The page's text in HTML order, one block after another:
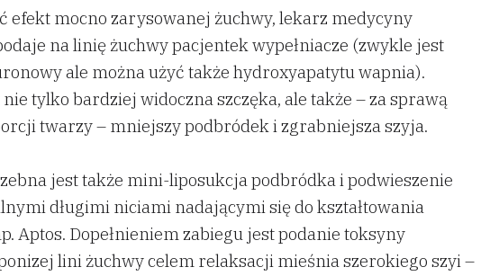
efekt mocno zarysowanej żuchwy, lekarz medycyny
na linię żuchwy pacjentek wypełniacze (zwykle jest
ale można użyć także hydroxyapatytu wapnia).
tylko bardziej widoczna szczęka, ale także – za sprawą
twarzy – mniejszy podbródek i zgrabniejsza szyja.
jest także mini-liposukcja podbródka i podwieszenie
długimi niciami nadającymi się do kształtowania
Aptos. Dopełnieniem zabiegu jest podanie toksyny
lini żuchwy celem relaksacji mieśnia szerokiego szyi –